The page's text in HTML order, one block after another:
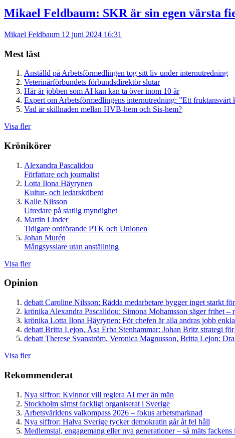
Mikael Feldbaum: SKR är sin egen värsta
Mikael Feldbaum 12 juni 2024 16:31
Mest läst
Anställd på Arbetsförmedlingen tog sitt liv under internutredning
Veterinärförbundets förbundsdirektör slutar
Här är jobben som AI kan kan ta över inom 10 år
Expert om Arbetsförmedlingens internutredning: ”Ett fruktansvärt
Vad är skillnaden mellan HVB-hem och Sis-hem?
Visa fler
Krönikörer
Alexandra Pascalidou
Författare och journalist
Lotta Ilona Häyrynen
Kultur- och ledarskribent
Kalle Nilsson
Utredare på statlig myndighet
Martin Linder
Tidigare ordförande PTK och Unionen
Johan Murén
Mångsysslare utan anställning
Visa fler
Opinion
debatt Caroline Nilsson: Rädda medarbetare bygger inget starkt
krönika Alexandra Pascalidou: Simona Mohamsson säger frihet –
krönika Lotta Ilona Häyrynen: För chefen är alla andras jobb
debatt Britta Lejon, Åsa Erba Stenhammar: Johan Britz strategi
debatt Therese Svanström, Veronica Magnusson, Britta Lejon:
Visa fler
Rekommenderat
Nya siffror: Kvinnor vill reglera AI mer än män
Stockholm sämst fackligt organiserat i Sverige
Arbetsvärldens valkompass 2026 – fokus arbetsmarknad
Nya siffror: Halva Sverige tycker demokratin går åt fel håll
Medlemstal, engagemang eller nya generationer – så mäts